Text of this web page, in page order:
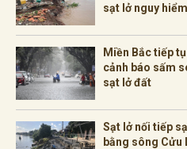
sạt lở nguy hiểm
Miền Bắc tiếp
cảnh báo sấm
sạt lở đất
Sạt lở nối tiếp
bằng sông Cửu